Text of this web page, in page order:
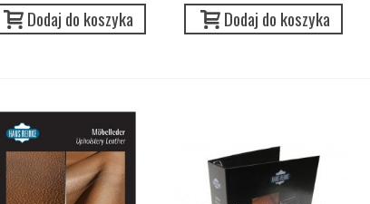
Dodaj do koszyka Dodaj do koszyka